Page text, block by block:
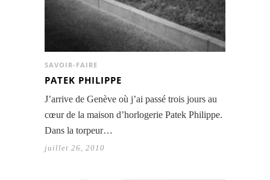
SAVOIR-FAIRE
PATEK PHILIPPE
J’arrive de Genève où j’ai passé trois jours au
cœur de la maison d’horlogerie Patek Philippe.
Dans la torpeur…
juillet 26, 2010